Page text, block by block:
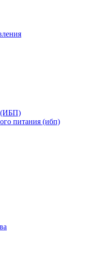
(ИБП)
питания (ибп)